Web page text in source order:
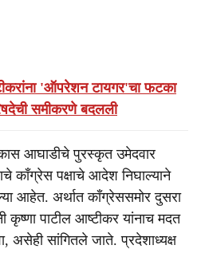
'ऑपरेशन टायगर'चा फटका
समीकरणे बदलली
आघाडीचे पुरस्कृत उमेदवार
काँग्रेस पक्षाचे आदेश निघाल्याने
आहेत. अर्थात काँग्रेससमोर दुसरा
कृष्णा पाटील आष्टीकर यांनाच मदत
असेही सांगितले जाते. प्रदेशाध्यक्ष